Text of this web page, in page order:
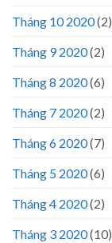
Tháng 10 2020(2)
Tháng 9 2020(2)
Tháng 8 2020(6)
Tháng 7 2020(2)
Tháng 6 2020(7)
Tháng 5 2020(6)
Tháng 4 2020(2)
Tháng 3 2020(10)